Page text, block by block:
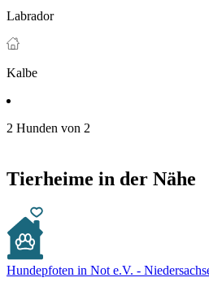
Labrador
Kalbe
2 Hunden von 2
Tierheime in der Nähe
Hundepfoten in Not e.V. -